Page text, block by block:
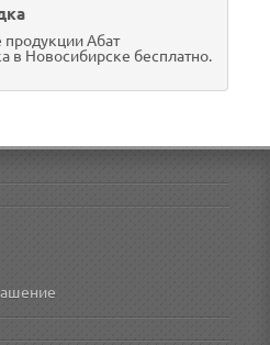
продукции Абат
в Новосибирске бесплатно.